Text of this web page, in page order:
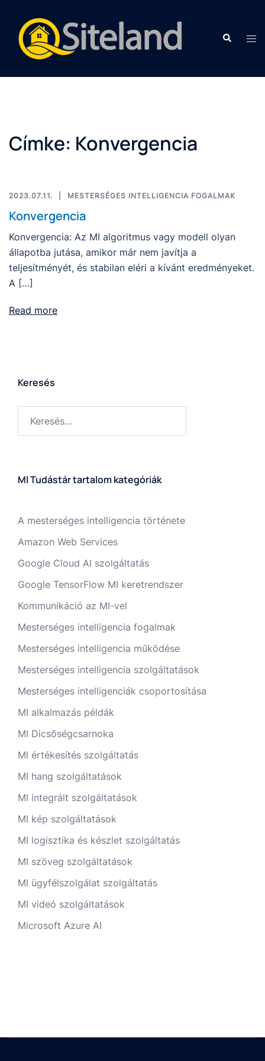
Címke: Konvergencia
2023.07.11. MESTERSÉGES INTELLIGENCIA FOGALMAK
Konvergencia
Konvergencia: Az MI algoritmus vagy modell olyan
állapotba jutása, amikor már nem javítja a
teljesítményét, és stabilan eléri a kívánt eredményeket.
A […]
Read more
Keresés
MI Tudástár tartalom kategóriák
A mesterséges intelligencia története
Amazon Web Services
Google Cloud AI szolgáltatás
Google TensorFlow MI keretrendszer
Kommunikáció az MI-vel
Mesterséges intelligencia fogalmak
Mesterséges intelligencia működése
Mesterséges intelligencia szolgáltatások
Mesterséges intelligenciák csoportosítása
MI alkalmazás példák
MI Dicsőségcsarnoka
MI értékesítés szolgáltatás
MI hang szolgáltatások
MI integrált szolgáltatások
MI kép szolgáltatások
MI logisztika és készlet szolgáltatás
MI szöveg szolgáltatások
MI ügyfélszolgálat szolgáltatás
MI videó szolgáltatások
Microsoft Azure AI